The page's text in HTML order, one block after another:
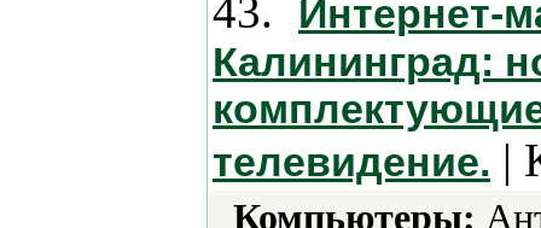
43.
Интернет-
Калининград:
телевидение. |
Компьютеры: